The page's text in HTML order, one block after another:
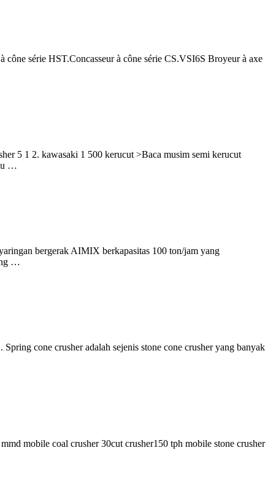
cône série HST.Concasseur à cône série CS.VSI6S Broyeur à axe
5 1 2. kawasaki 1 500 kerucut >Baca musim semi kerucut
…
bergerak AIMIX berkapasitas 100 ton/jam yang
…
cone crusher adalah sejenis stone cone crusher yang banyak
mobile coal crusher 30cut crusher150 tph mobile stone crusher